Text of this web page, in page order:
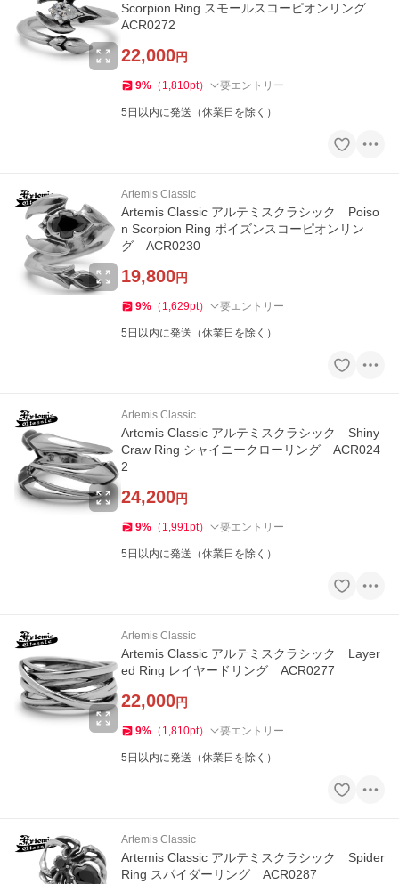
Scorpion Ring スモールスコーピオンリング
ACR0272
22,000円
9% （ 1,810pt） 要エントリー
5日以内に発送（休業日を除く）
Artemis Classic
Artemis Classic アルテミスクラシック Poiso
n Scorpion Ring ポイズンスコーピオンリン
グ ACR0230
19,800円
9% （ 1,629pt） 要エントリー
5日以内に発送（休業日を除く）
Artemis Classic
Artemis Classic アルテミスクラシック Shiny
Craw Ring シャイニークローリング ACR024
2
24,200円
9% （ 1,991pt） 要エントリー
5日以内に発送（休業日を除く）
Artemis Classic
Artemis Classic アルテミスクラシック Layer
ed Ring レイヤードリング ACR0277
22,000円
9% （ 1,810pt） 要エントリー
5日以内に発送（休業日を除く）
Artemis Classic
Artemis Classic アルテミスクラシック Spider
Ring スパイダーリング ACR0287